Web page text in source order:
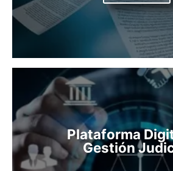
Plataforma
Gestión